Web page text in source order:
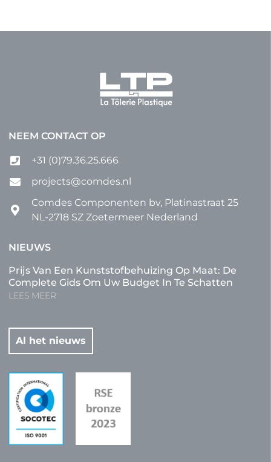
NEEM CONTACT OP
+31 (0)79.36.25.666
projects@comdes.nl
Comdes Componenten bv, Platinastraat 25
NL-2718 SZ Zoetermeer Nederland
NIEUWS
Prijs Van Een Kunststofbehuizing Op Maat: De
Complete Gids Om Uw Budget In Te Schatten
LEES MEER
Al het nieuws